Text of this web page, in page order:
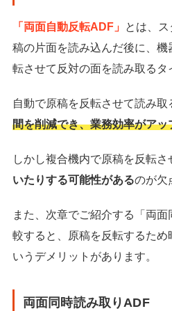
「両面自動反転ADF」 とは、
稿の片面を読み込んだ後に、機
転させて反対の面を読み取るタ
自動で原稿を反転させて読み取
間を削減でき、業務効率がアッ
しかし複合機内で原稿を反転さ
いたりする可能性があるのが欠
また、次章でご紹介する「両
較すると、原稿を反転するため
いうデメリットがあります。
両面同時読み取りADF